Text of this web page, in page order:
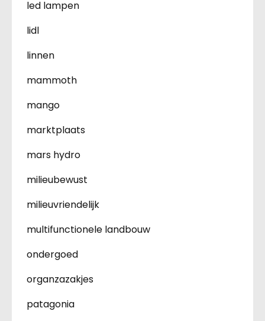
led lampen
lidl
linnen
mammoth
mango
marktplaats
mars hydro
milieubewust
milieuvriendelijk
multifunctionele landbouw
ondergoed
organzazakjes
patagonia